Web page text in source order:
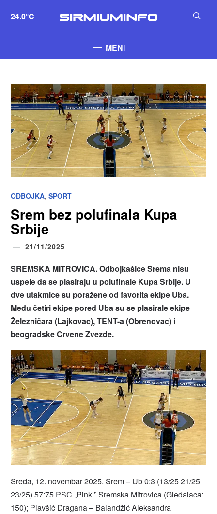
24.0°C
MENI
ODBOJKA,SPORT
Srem bez polufinala Kupa
Srbije
21/11/2025
SREMSKA MITROVICA. Odbojkašice Srema nisu
uspele da se plasiraju u polufinale Kupa Srbije. U
dve utakmice su poražene od favorita ekipe Uba.
Među četiri ekipe pored Uba su se plasirale ekipe
Železničara (Lajkovac), TENT-a (Obrenovac) i
beogradske Crvene Zvezde.
Sreda, 12. novembar 2025. Srem – Ub 0:3 (13/25 21/25
23/25) 57:75 PSC „Pinki” Sremska Mitrovica (Gledalaca:
150); Plavšić Dragana – Balandžić Aleksandra